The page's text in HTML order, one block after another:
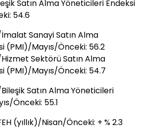
Satın Alma Yöneticileri Endeksi
54.6
Sanayi Satın Alma
(PMI)/Mayıs/Önceki: 56.2
Sektörü Satın Alma
(PMI)/Mayıs/Önceki: 54.7
Satın Alma Yöneticileri
Önceki: 55.1
(yıllık)/Nisan/Önceki: + % 2.3